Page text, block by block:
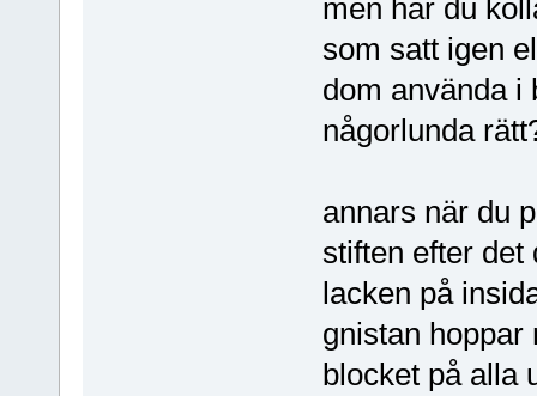
men har du
som satt igen
dom använda i
någorlunda
annars när du
stiften efter det
lacken på
gnistan hoppar
blocket på alla